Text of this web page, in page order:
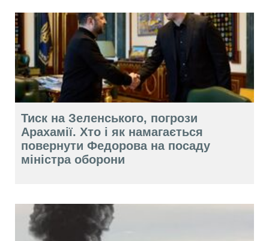
Тиск на Зеленського, погрози
Арахамії. Хто і як намагається
повернути Федорова на посаду
міністра оборони